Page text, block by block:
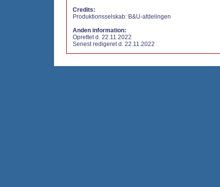
Credits:
Produktionsselskab: B&U-afdelingen
Anden information:
Oprettet d. 22.11.2022
Senest redigeret d. 22.11.2022